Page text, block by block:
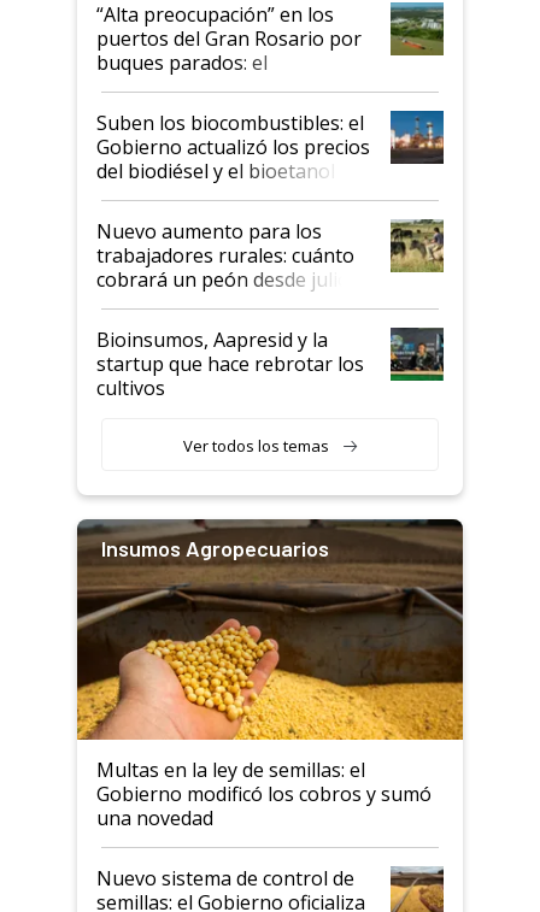
“Alta preocupación” en los
puertos del Gran Rosario por
buques parados: el
funcionamiento de las
exportadoras en tensión tras
la medida de fuerza de los
prácticos
Suben los biocombustibles: el
Gobierno actualizó los precios
del biodiésel y el bioetanol
Nuevo aumento para los
trabajadores rurales: cuánto
cobrará un peón desde julio
Bioinsumos, Aapresid y la
startup que hace rebrotar los
cultivos
Ver todos los temas
Insumos Agropecuarios
Multas en la ley de semillas: el
Gobierno modificó los cobros y sumó
una novedad
Nuevo sistema de control de
semillas: el Gobierno oficializa